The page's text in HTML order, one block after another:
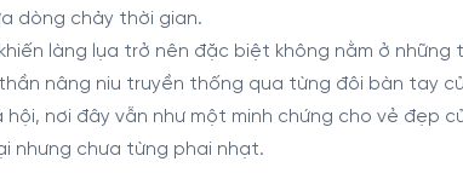
dòng chảy thời gian.
làng lụa trở nên đặc biệt không nằm ở những
nâng niu truyền thống qua từng đôi bàn tay
hội, nơi đây vẫn như một minh chứng cho vẻ đẹp
nhưng chưa từng phai nhạt.